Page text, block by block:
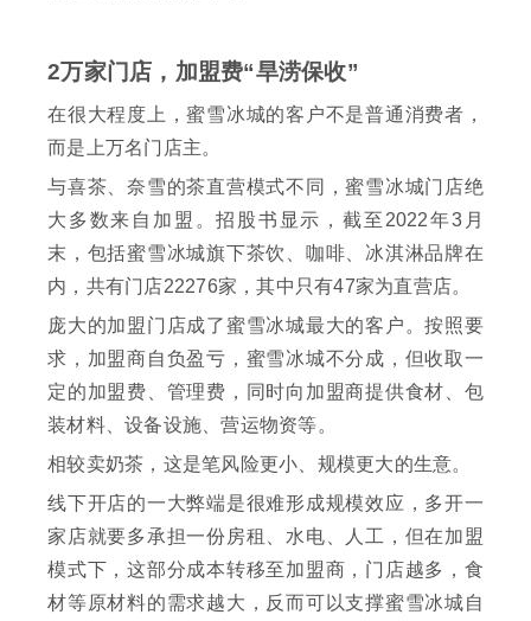
2万家门店，加盟费“旱涝保收”
在很大程度上，蜜雪冰城的客户不是普通消费者，
而是上万名门店主。
与喜茶、奈雪的茶直营模式不同，蜜雪冰城门店绝
大多数来自加盟。招股书显示，截至2022年3月
末，包括蜜雪冰城旗下茶饮、咖啡、冰淇淋品牌在
内，共有门店22276家，其中只有47家为直营店。
庞大的加盟门店成了蜜雪冰城最大的客户。按照要
求，加盟商自负盈亏，蜜雪冰城不分成，但收取一
定的加盟费、管理费，同时向加盟商提供食材、包
装材料、设备设施、营运物资等。
相较卖奶茶，这是笔风险更小、规模更大的生意。
线下开店的一大弊端是很难形成规模效应，多开一
家店就要多承担一份房租、水电、人工，但在加盟
模式下，这部分成本转移至加盟商，门店越多，食
材等原材料的需求越大，反而可以支撑蜜雪冰城自